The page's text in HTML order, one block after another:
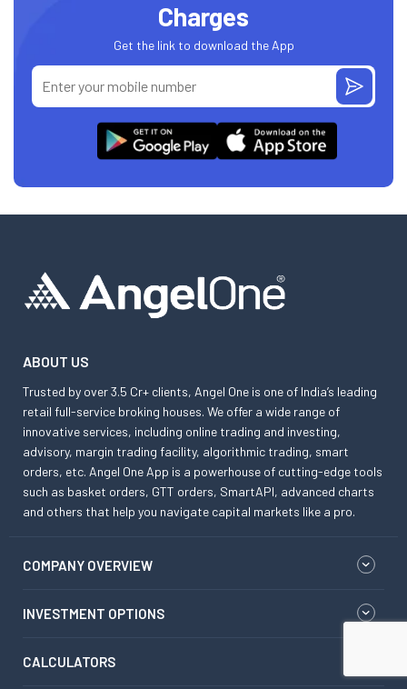
Charges
Get the link to download the App
ABOUT US
Trusted by over 3.5 Cr+ clients, Angel One is one of India’s leading
retail full-service broking houses. We offer a wide range of
innovative services, including online trading and investing,
advisory, margin trading facility, algorithmic trading, smart
orders, etc. Angel One App is a powerhouse of cutting-edge tools
such as basket orders, GTT orders, SmartAPI, advanced charts
and others that help you navigate capital markets like a pro.
COMPANY OVERVIEW
INVESTMENT OPTIONS
CALCULATORS